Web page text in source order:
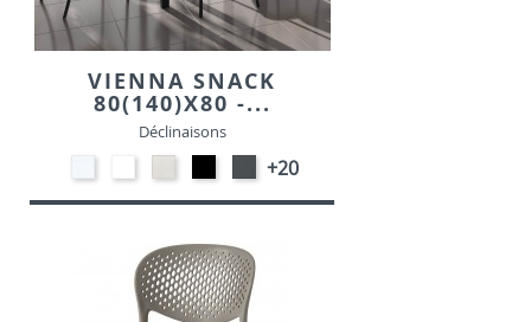
VIENNA SNACK
80(140)X80 -...
Déclinaisons
HP90
-
BLANCHP93
-
CRAIE
-
NOIR
EP72
-
GRAPHITE
+20